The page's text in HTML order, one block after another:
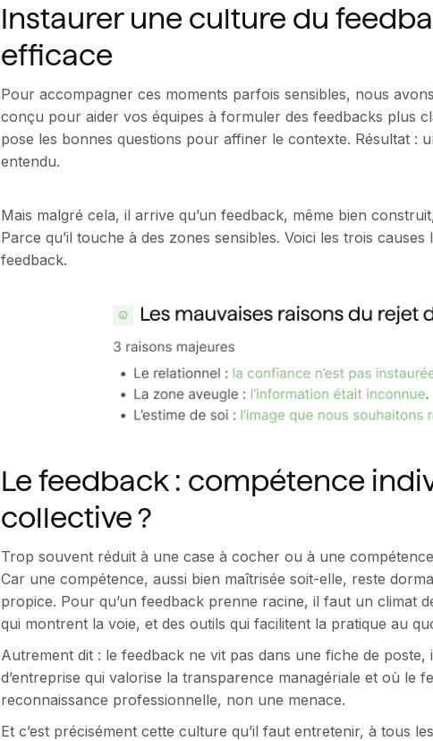
Instaurer une culture du
efficace
Pour accompagner ces moments parfois sensibles, nous
conçu pour aider vos équipes à formuler des feedbacks plus
pose les bonnes questions pour affiner le contexte. Résultat :
entendu.
Mais malgré cela, il arrive qu’un feedback, même bien
Parce qu’il touche à des zones sensibles. Voici les trois
feedback.
Le feedback : compétence
collective ?
Trop souvent réduit à une case à cocher ou à une
Car une compétence, aussi bien maîtrisée soit-elle, reste
propice. Pour qu’un feedback prenne racine, il faut un climat
qui montrent la voie, et des outils qui facilitent la pratique au
Autrement dit : le feedback ne vit pas dans une fiche de
d’entreprise qui valorise la transparence managériale et où le
reconnaissance professionnelle, non une menace.
Et c’est précisément cette culture qu’il faut entretenir, à tous